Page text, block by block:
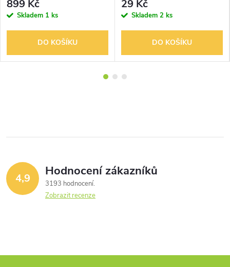
899 Kč
Skladem 1 ks
DO KOŠÍKU
29 Kč
Skladem 2 ks
DO KOŠÍKU
4,9 Hodnocení zákazníků
3193 hodnocení
Zobrazit recenze